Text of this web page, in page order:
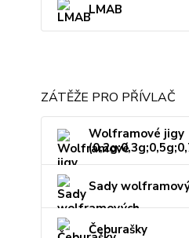
LMAB
ZÁTĚŽE PRO PŘÍVLAČ
Wolframové jigy
Sady
Čeburašky